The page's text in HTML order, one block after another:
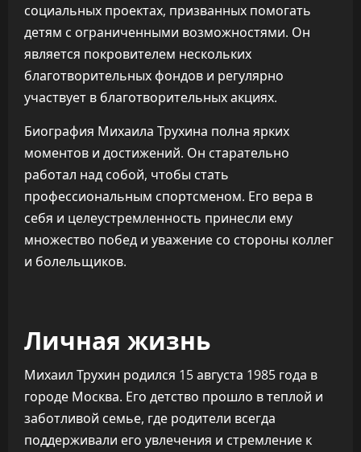
социальных проектах, призванных помогать
детям с ограниченными возможностями. Он
является покровителем нескольких
благотворительных фондов и регулярно
участвует в благотворительных акциях.
Биография Михаила Трухина полна ярких
моментов и достижений. Он старательно
работал над собой, чтобы стать
профессиональным спортсменом. Его вера в
себя и целеустремленность принесли ему
множество побед и уважение со стороны коллег
и болельщиков.
Личная жизнь
Михаил Трухин родился 15 августа 1985 года в
городе Москва. Его детство прошло в теплой и
заботливой семье, где родители всегда
поддерживали его увлечения и стремление к